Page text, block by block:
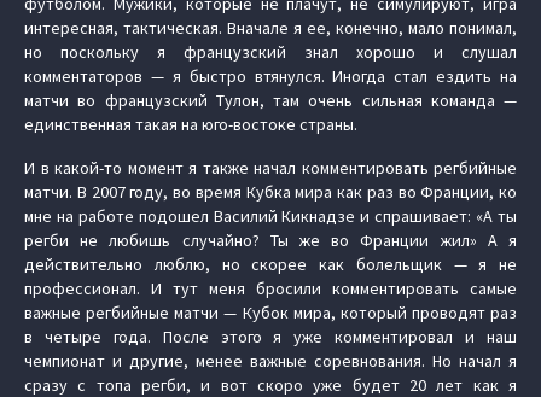
интересная, тактическая. Вначале я ее, конечно, мало понимал,
но поскольку я французский знал хорошо и слушал
комментаторов — я быстро втянулся. Иногда стал ездить на
матчи во французский Тулон, там очень сильная команда —
единственная такая на юго-востоке страны.
И в какой-то момент я также начал комментировать регбийные
матчи. В 2007 году, во время Кубка мира как раз во Франции, ко
мне на работе подошел Василий Кикнадзе и спрашивает: «А ты
регби не любишь случайно? Ты же во Франции жил» А я
действительно люблю, но скорее как болельщик — я не
профессионал. И тут меня бросили комментировать самые
важные регбийные матчи — Кубок мира, который проводят раз
в четыре года. После этого я уже комментировал и наш
чемпионат и другие, менее важные соревнования. Но начал я
сразу с топа регби, и вот скоро уже будет 20 лет как я